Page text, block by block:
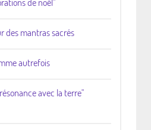
des mantras sacrés
autrefois
avec la terre"